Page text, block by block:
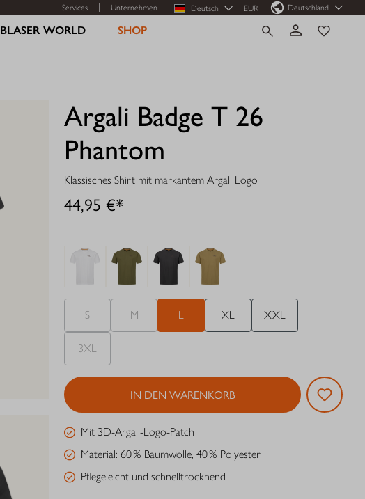
Services Unternehmen Deutsch EUR Deutschland
BLASER WORLD SHOP
Argali Badge T 26
Phantom
Klassisches Shirt mit markantem Argali Logo
44,95 €*
S M L XL XXL
3XL
IN DEN WARENKORB
Mit 3D-Argali-Logo-Patch
Material: 60 % Baumwolle, 40 % Polyester
Pflegeleicht und schnelltrocknend